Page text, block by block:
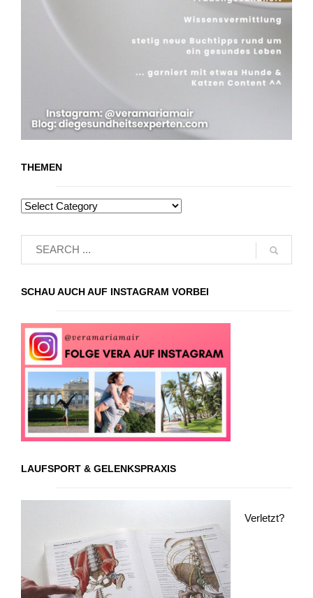
THEMEN
SCHAU AUCH AUF INSTAGRAM VORBEI
LAUFSPORT & GELENKSPRAXIS
Verletzt?